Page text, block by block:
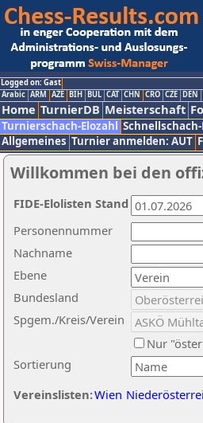
Logged on: Gast
Arabic ARM AZE BIH BUL CAT CHN CRO CZE DEN
Home TurnierDB Meisterschaft
Turnierschach-Elozahl
Allgemeines Turnier anmelden: AUT
Willkommen bei den
Nachname
Ebene
Sortierung
Personennummer
Bundesland
Spgem./Kreis/Verein
Nur
Vereinslisten:Wien
FIDE-Elolisten Stand